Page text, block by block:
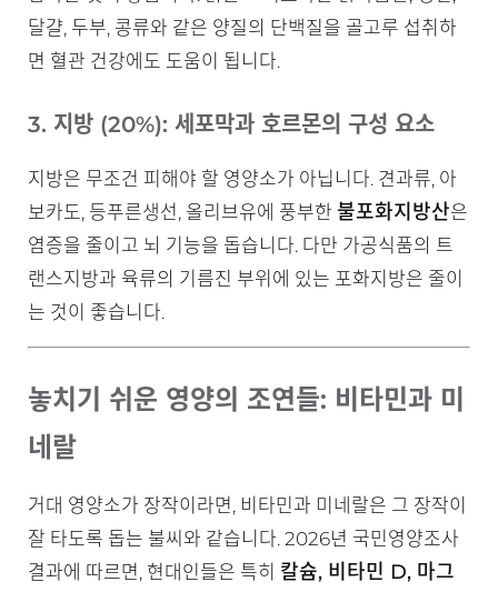
달걀, 두부, 콩류와 같은 양질의 단백질을 골고루 섭취하
면 혈관 건강에도 도움이 됩니다.
3. 지방 (20%): 세포막과 호르몬의 구성 요소
지방은 무조건 피해야 할 영양소가 아닙니다. 견과류, 아
보카도, 등푸른생선, 올리브유에 풍부한 불포화지방산은
염증을 줄이고 뇌 기능을 돕습니다. 다만 가공식품의 트
랜스지방과 육류의 기름진 부위에 있는 포화지방은 줄이
는 것이 좋습니다.
놓치기 쉬운 영양의 조연들: 비타민과 미
네랄
거대 영양소가 장작이라면, 비타민과 미네랄은 그 장작이
잘 타도록 돕는 불씨와 같습니다. 2026년 국민영양조사
결과에 따르면, 현대인들은 특히 칼슘, 비타민 D, 마그